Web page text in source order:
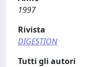
1997
Rivista
DIGESTION
Tutti gli autori